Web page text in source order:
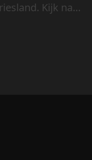
Kijk naar